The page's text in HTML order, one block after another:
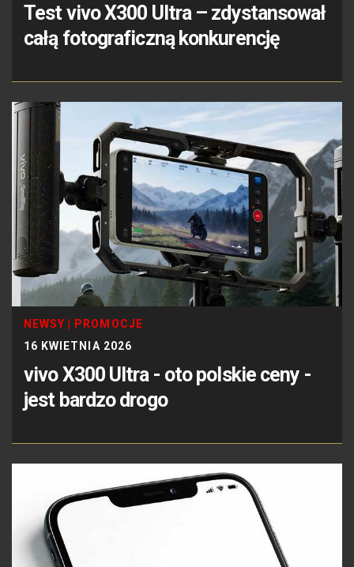
Test vivo X300 Ultra – zdystansował
całą fotograficzną konkurencję
NEWSY
PROMOCJE
16 KWIETNIA 2026
vivo X300 Ultra - oto polskie ceny -
jest bardzo drogo